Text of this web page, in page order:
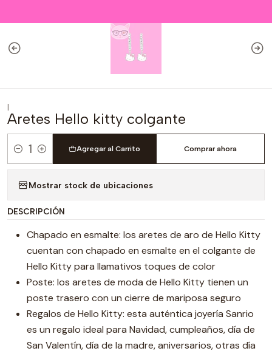
|
Aretes Hello kitty colgante
Cantidad
Agregar al Carrito Comprar ahora
Mostrar stock de ubicaciones
DESCRIPCIÓN
Chapado en esmalte: los aretes de aro de Hello Kitty
cuentan con chapado en esmalte en el colgante de
Hello Kitty para llamativos toques de color
Poste: los aretes de moda de Hello Kitty tienen un
poste trasero con un cierre de mariposa seguro
Regalos de Hello Kitty: esta auténtica joyería Sanrio
es un regalo ideal para Navidad, cumpleaños, día de
San Valentín, día de la madre, aniversarios, otras día